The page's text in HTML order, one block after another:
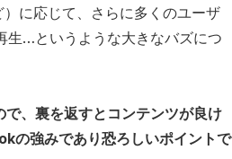
に応じて、さらに多くのユーザ
生…というような大きなバズにつ
、裏を返すとコンテンツが良け
の強みであり恐ろしいポイントで